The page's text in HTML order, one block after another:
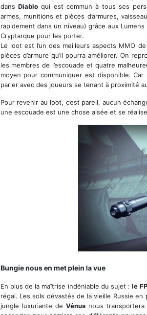
dans Diabloqui est commun à tous ses
armes, munitions et pièces d’armures,
rapidement dans un niveau) grâce aux
Cryptarque pour les porter.
Le loot est l’un des meilleurs aspects MMO de
pièces d’armure qu’il pourra améliorer. On
les membres de l’escouade et quatre
moyen pour communiquer est disponible.
parler avec des joueurs se tenant à proximité
Pour revenir au loot, c’est pareil, aucun
une escouade est une chose aisée et se
Bungie nous en met plein la vue
En plus de la maîtrise indéniable du sujet :le
régal. Les sols dévastés de la vieille Russie
jungle luxuriante de Vénusnous transportera